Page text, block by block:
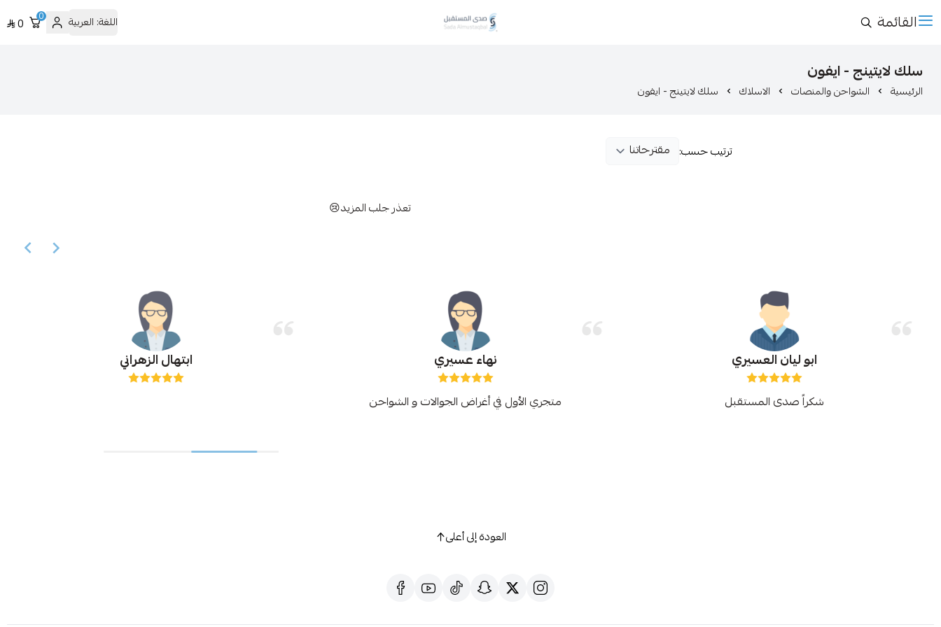
القائمة صدى المستقبل اللغة: العربية 0
0
سلك لايتينج - ايفون
الرئيسية الشواحن والمنصات الاسلاك سلك لايتينج - ايفون
ترتيب حسب:
تعذر جلب المزيد😢
ابو ليان العسيري
شكراً صدى المستقبل
نهاء عسيري
متجري الأول في أغراض الجوالات و الشواحن
ابتهال الزهراني
العودة إلى أعلى